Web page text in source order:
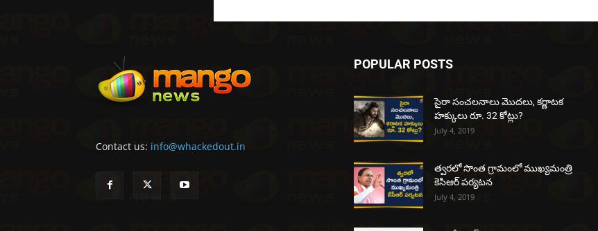
Contact us: info@whackedout.in
POPULAR POSTS
సైరా సంచలనాలు మొదలు, కర్ణాటక
హక్కులు రూ. 32 కోట్లు?
July 4, 2019
త్వరలో సొంత గ్రామంలో ముఖ్యమంత్రి
కెసిఆర్ పర్యటన
July 4, 2019